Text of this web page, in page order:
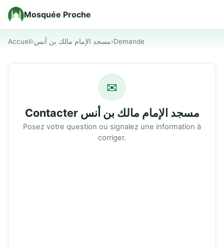
Mosquée Proche
Accueil›مسجد الإمام مالك بن أنس›Demande
✉
Contacter مسجد الإمام مالك بن أنس
Posez votre question ou signalez une information à
corriger.